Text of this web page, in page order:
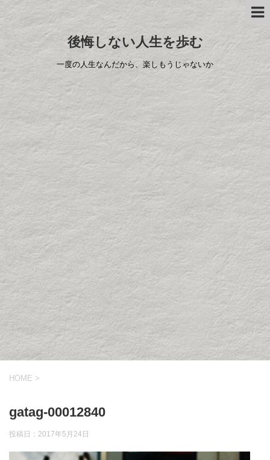
後悔しない人生を歩む
一度の人生なんだから、楽しもうじゃないか
HOME >
gatag-00012840
投稿日： 2017年5月24日